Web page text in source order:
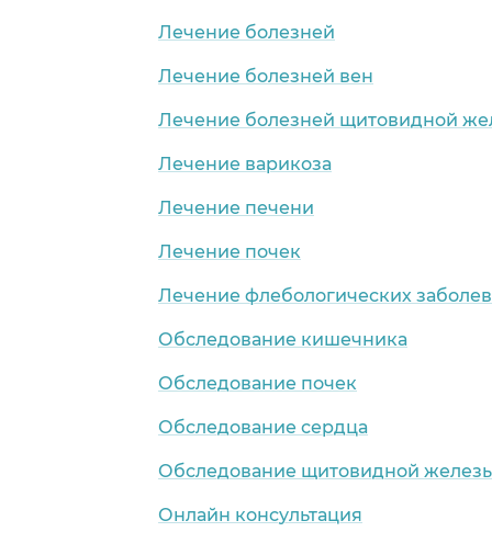
Лечение болезней
Лечение болезней вен
Лечение болезней щитовидной
Лечение варикоза
Лечение печени
Лечение почек
Лечение флебологических
Обследование кишечника
Обследование почек
Обследование сердца
Обследование щитовидной
Онлайн консультация